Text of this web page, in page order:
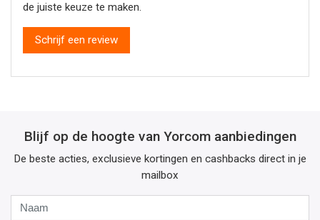
de juiste keuze te maken.
Schrijf een review
Blijf op de hoogte van Yorcom aanbiedingen
De beste acties, exclusieve kortingen en cashbacks direct in je
mailbox